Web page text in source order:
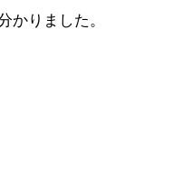
かりました。